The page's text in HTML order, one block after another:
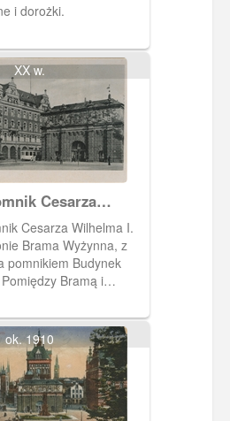
i dorożki.
XX w.
Cesarza
Hof i
Cesarza Wilhelma I.
Brama Wyżynna, z
pomnikiem Budynek
Bramą i
ok. 1910